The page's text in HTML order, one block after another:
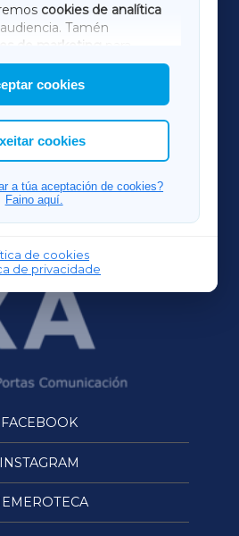
cookies de analítica
Tamén
de marketing
de terceiros.
personalizar a elección das
permitir.
cookies
cookies
a túa aceptación de cookies?
Faino aquí.
de cookies
de privacidade
AMARIÑAXA
ACORUÑAXA
FERROLXA
FACEBOOK
INSTAGRAM